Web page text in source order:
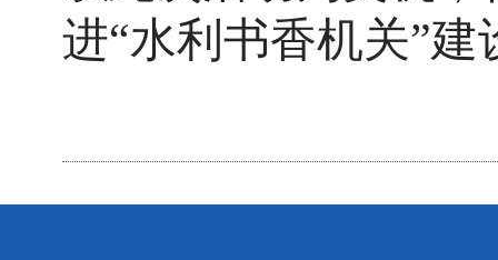
进“水利书香机关”